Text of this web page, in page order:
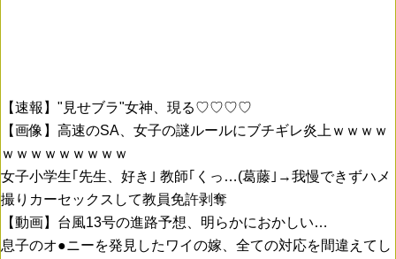
【速報】"見せブラ"女神、現る♡♡♡♡
【画像】高速のSA、女子の謎ルールにブチギレ炎上ｗｗｗｗ
ｗｗｗｗｗｗｗｗｗ
女子小学生｢先生、好き｣ 教師｢くっ…(葛藤｣→我慢できずハメ
撮りカーセックスして教員免許剥奪
【動画】台風13号の進路予想、明らかにおかしい…
息子のオ●ニーを発見したワイの嫁、全ての対応を間違えてし